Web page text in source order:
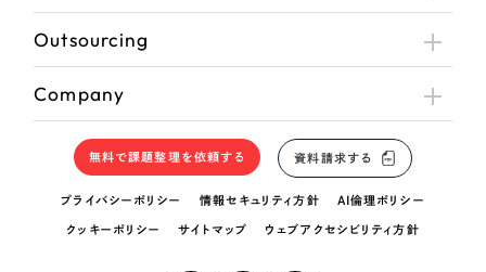
Outsourcing
Company
無料で課題整理を依頼する 資料請求する
プライバシーポリシー 情報セキュリティ方針 AI倫理ポリシー
クッキーポリシー サイトマップ ウェブアクセシビリティ方針